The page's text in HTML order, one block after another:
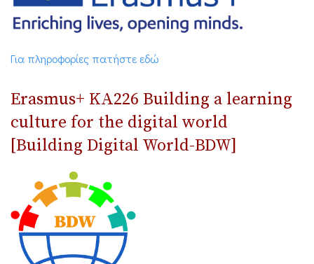
Για πληροφορίες πατήστε εδώ
Erasmus+ ΚΑ226 Building a learning
culture for the digital world
[Building Digital World-BDW]